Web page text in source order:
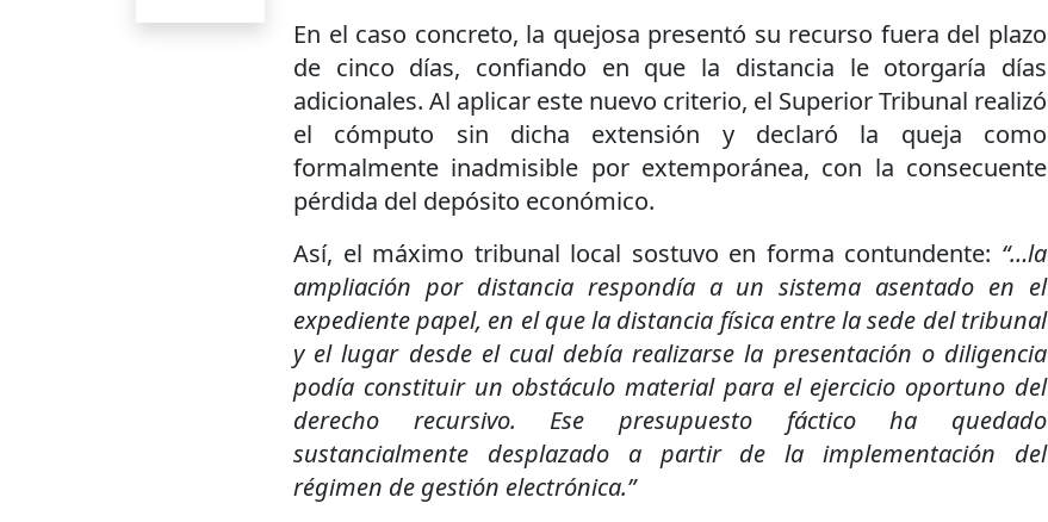
En el caso concreto, la quejosa presentó su recurso fuera del plazo
de cinco días, confiando en que la distancia le otorgaría días
adicionales. Al aplicar este nuevo criterio, el Superior Tribunal realizó
el cómputo sin dicha extensión y declaró la queja como
formalmente inadmisible por extemporánea, con la consecuente
pérdida del depósito económico.
Así, el máximo tribunal local sostuvo en forma contundente: “…la
ampliación por distancia respondía a un sistema asentado en el
expediente papel, en el que la distancia física entre la sede del tribunal
y el lugar desde el cual debía realizarse la presentación o diligencia
podía constituir un obstáculo material para el ejercicio oportuno del
derecho recursivo. Ese presupuesto fáctico ha quedado
sustancialmente desplazado a partir de la implementación del
régimen de gestión electrónica.”